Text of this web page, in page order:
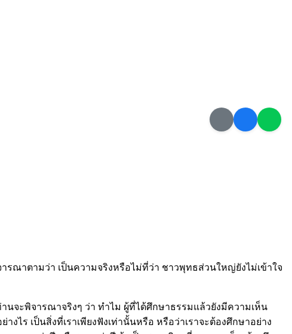
ณาตามว่า เป็นความจริงหรือไม่ที่ว่า ชาวพุทธส่วนใหญ่ยังไม่เข้าใจ
นจะพิจารณาจริงๆ ว่า ทำไม ผู้ที่ได้ศึกษาธรรมแล้วยังมีความเห็น
ไร เป็นสิ่งที่เราเพียงฟังเท่านั้นหรือ หรือว่าเราจะต้องศึกษาอย่าง